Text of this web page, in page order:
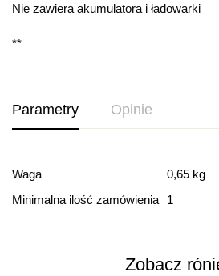
Nie zawiera akumulatora i ładowarki
**
Parametry Opinie
Waga
0,65 kg
Minimalna ilość zamówienia
1
Ocena i recenzja
Based on 0 Reviews
Ten produkt nie ma jeszcze opinii
Zobacz